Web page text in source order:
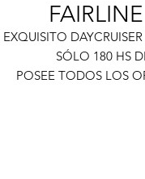
EXQUISITO
SÓLO 180 HS
POSEE TODOS LOS